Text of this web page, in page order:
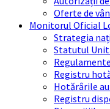
Oferte de
Monitorul Oficial
Strategia
Statutul
Registru
Hotărârile
Registru